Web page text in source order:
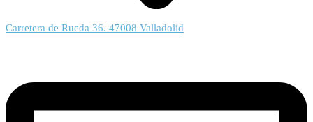
Carretera de Rueda 36. 47008 Valladolid